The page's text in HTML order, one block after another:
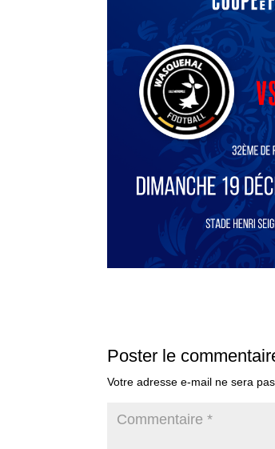
Poster le
Votre adresse e-mail ne sera